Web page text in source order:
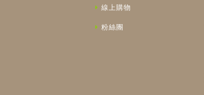
線上購物
粉絲團